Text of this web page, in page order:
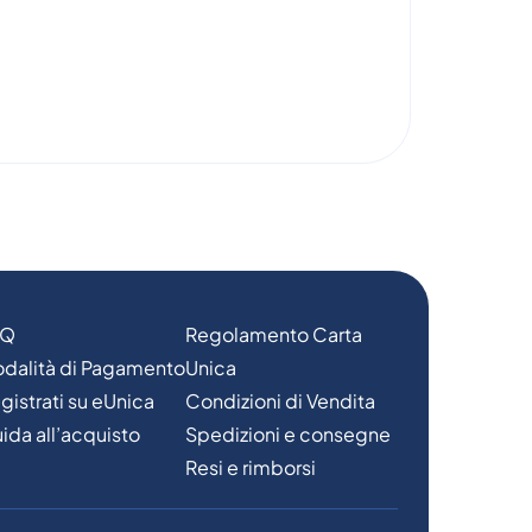
di Pagamento
su eUnica
all’acquisto
Regolamento Carta
Unica
Condizioni di Vendita
Spedizioni e consegne
Resi e rimborsi